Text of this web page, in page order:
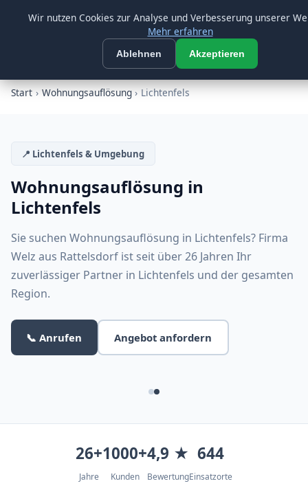
Morgen ab 08:00 Uhr wieder erreichbar 09547 872733
Firma Welz
SEIT ÜBER 26 JAHREN
Start › Wohnungsauflösung › Lichtenfels
📍 Lichtenfels & Umgebung
Wohnungsauflösung in
Lichtenfels
Sie suchen Wohnungsauflösung in Lichtenfels? Firma
Welz aus Rattelsdorf ist seit über 26 Jahren Ihr
zuverlässiger Partner in Lichtenfels und der gesamten
Region.
📞 Anrufen Angebot anfordern
26+
Jahre
1000+
Kunden
4,9 ★
Bewertung
644
Einsatzorte
Wir nutzen Cookies zur Analyse und Verbesserung unserer
Mehr erfahren
Ablehnen Akzeptieren